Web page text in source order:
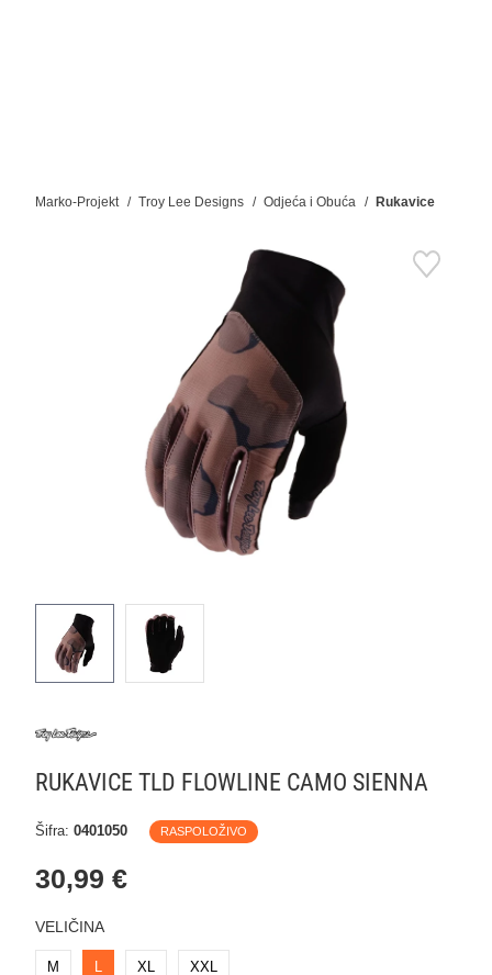
Marko-Projekt Troy Lee Designs Odjeća i Obuća Rukavice
RUKAVICE TLD FLOWLINE CAMO SIENNA
Šifra: 0401050 RASPOLOŽIVO
30,99 €
VELIČINA
M L XL XXL